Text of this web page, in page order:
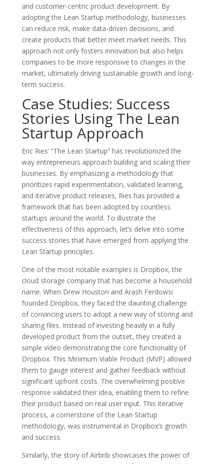
and customer-centric product development. By
adopting the Lean Startup methodology, businesses
can reduce risk, make data-driven decisions, and
create products that better meet market needs. This
approach not only fosters innovation but also helps
companies to be more responsive to changes in the
market, ultimately driving sustainable growth and long-
term success.
Case Studies: Success
Stories Using The Lean
Startup Approach
Eric Ries’ ”The Lean Startup” has revolutionized the
way entrepreneurs approach building and scaling their
businesses. By emphasizing a methodology that
prioritizes rapid experimentation, validated learning,
and iterative product releases, Ries has provided a
framework that has been adopted by countless
startups around the world. To illustrate the
effectiveness of this approach, let’s delve into some
success stories that have emerged from applying the
Lean Startup principles.
One of the most notable examples is Dropbox, the
cloud storage company that has become a household
name. When Drew Houston and Arash Ferdowsi
founded Dropbox, they faced the daunting challenge
of convincing users to adopt a new way of storing and
sharing files. Instead of investing heavily in a fully
developed product from the outset, they created a
simple video demonstrating the core functionality of
Dropbox. This Minimum Viable Product (MVP) allowed
them to gauge interest and gather feedback without
significant upfront costs. The overwhelming positive
response validated their idea, enabling them to refine
their product based on real user input. This iterative
process, a cornerstone of the Lean Startup
methodology, was instrumental in Dropbox’s growth
and success.
Similarly, the story of Airbnb showcases the power of